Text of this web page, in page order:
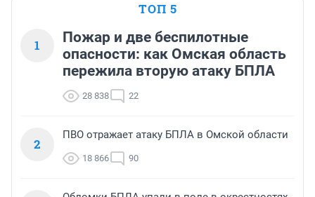
ТОП 5
1
Пожар и две беспилотные
опасности: как Омская область
пережила вторую атаку БПЛА
28 838 22
2
ПВО отражает атаку БПЛА в Омской области
18 866 90